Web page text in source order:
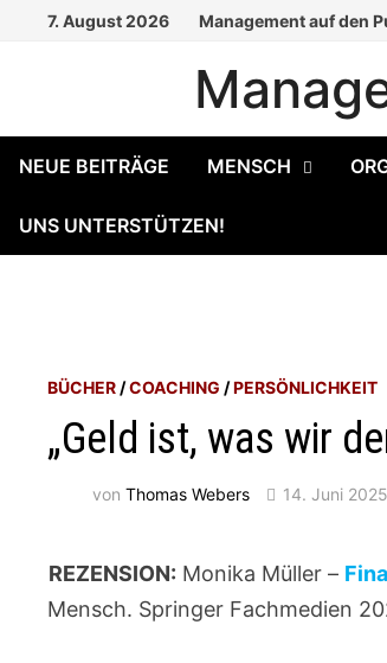
7. August 2026 Management auf den
NEUE BEITRÄGE MENSCH
UNS UNTERSTÜTZEN!
BÜCHER /COACHING /PERSÖNLICHKEIT
„Geld ist, was wir
vonThomas Webers 14. Juni 2025
REZENSION: Monika Müller –
Mensch. Springer Fachmedien